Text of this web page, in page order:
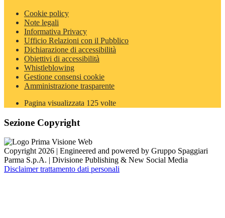
Cookie policy
Note legali
Informativa Privacy
Ufficio Relazioni con il Pubblico
Dichiarazione di accessibilità
Obiettivi di accessibilità
Whistleblowing
Gestione consensi cookie
Amministrazione trasparente
Pagina visualizzata 125 volte
Sezione Copyright
Copyright 2026 | Engineered and powered by Gruppo Spaggiari
Parma S.p.A. | Divisione Publishing & New Social Media
Disclaimer trattamento dati personali